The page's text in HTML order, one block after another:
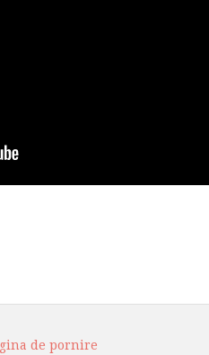
de pornire